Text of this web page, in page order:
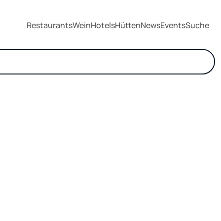
RestaurantsWeinHotelsHüttenNewsEventsSuche